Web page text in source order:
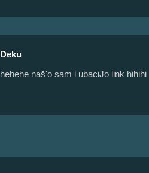
Deku
hehehe naš'o sam i ubaciJo link hihihi